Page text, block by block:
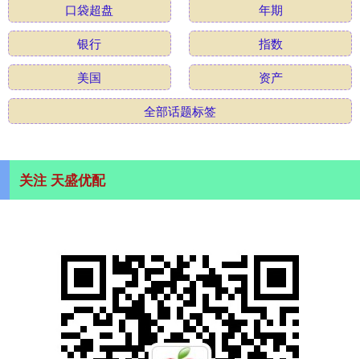
口袋超盘
年期
银行
指数
美国
资产
全部话题标签
关注 天盛优配